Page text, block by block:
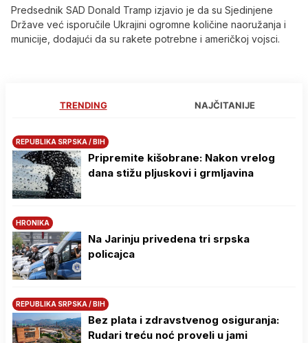
Predsednik SAD Donald Tramp izjavio je da su Sjedinjene
Države već isporučile Ukrajini ogromne količine naoružanja i
municije, dodajući da su rakete potrebne i američkoj vojsci.
TRENDING NAJČITANIJE
REPUBLIKA SRPSKA / BIH
Pripremite kišobrane: Nakon vrelog
dana stižu pljuskovi i grmljavina
HRONIKA
Na Јarinju privedena tri srpska
policajca
REPUBLIKA SRPSKA / BIH
Bez plata i zdravstvenog osiguranja:
Rudari treću noć proveli u jami